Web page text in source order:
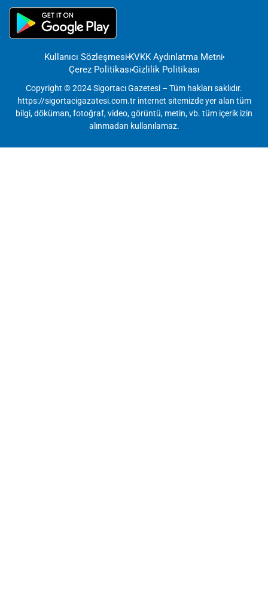
Kullanıcı SözleşmesiKVKK Aydınlatma Metni
Çerez PolitikasıGizlilik Politikası
Copyright © 2024 Sigortacı Gazetesi – Tüm hakları saklıdır.
https://sigortacigazatesi.com.tr internet sitemizde yer alan tüm
bilgi, döküman, fotoğraf, video, görüntü, metin, vb. tüm içerik izin
alınmadan kullanılamaz.